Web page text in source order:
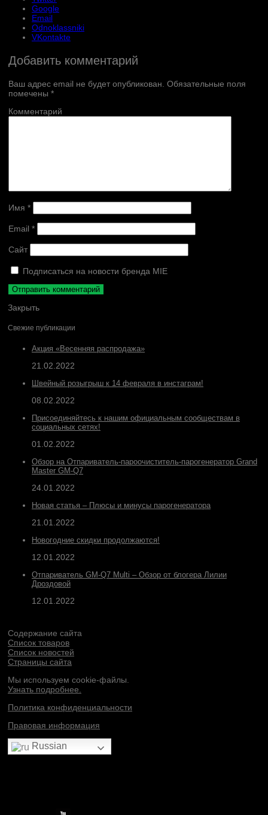
Google
Email
Odnoklassniki
VKontakte
Добавить комментарий
Ваш адрес email не будет опубликован. Обязательные поля
помечены *
Комментарий
Имя *
Email *
Сайт
Подписаться на новости бренда MIE
Закрыть
Свежие публикации
Акция «Весенняя распродажа»
21.02.2022
Швейный розыгрыш к 14 февраля в инстаграм!
08.02.2022
Присоединяйтесь к нашим официальным сообществам в
социальных сетях!
01.02.2022
Обзор на Отпариватель-пароочиститель-парогенератор Grand
Master GM-Q7
24.01.2022
Новая статья – Плюсы и минусы парогенератора
21.01.2022
Новогодние скидки продолжаются!
12.01.2022
Отпариватель GM-Q7 Multi – Обзор от блогера Лилии
Дроздовой
12.01.2022
Содержание сайта
Список товаров
Список новостей
Страницы сайта
Мы используем cookie-файлы.
Узнать подробнее.
Политика конфиденциальности
Правовая информация
Russian